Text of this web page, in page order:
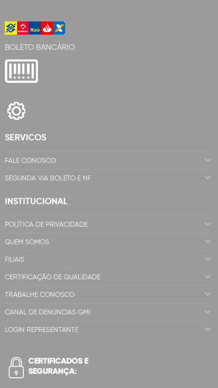
BOLETO BANCÁRIO
SERVICOS
FALE CONOSCO
SEGUNDA VIA BOLETO E NF
INSTITUCIONAL
POLÍTICA DE PRIVACIDADE
QUEM SOMOS
FILIAIS
CERTIFICAÇÃO DE QUALIDADE
TRABALHE CONOSCO
CANAL DE DENÚNCIAS GMI
LOGIN REPRESENTANTE
CERTIFICADOS E
SEGURANÇA: